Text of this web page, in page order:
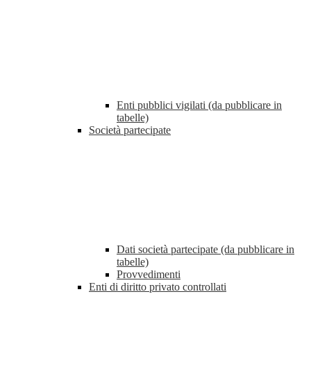
Enti pubblici vigilati (da pubblicare in
tabelle)
Società partecipate
Dati società partecipate (da pubblicare in
tabelle)
Provvedimenti
Enti di diritto privato controllati